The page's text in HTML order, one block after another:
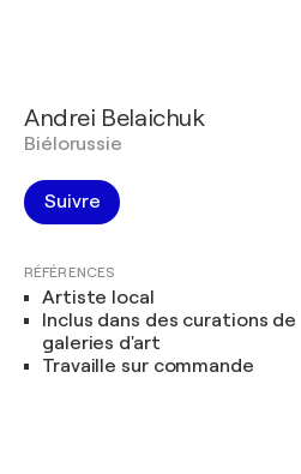
Andrei Belaichuk
Biélorussie
Suivre
RÉFÉRENCES
Artiste local
Inclus dans des curations de
galeries d'art
Travaille sur commande